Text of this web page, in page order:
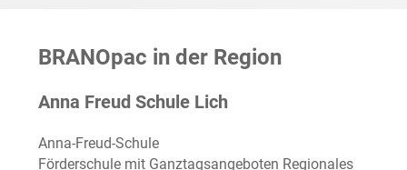
BRANOpac in der Region
Anna Freud Schule Lich
Anna-Freud-Schule
Förderschule mit Ganztagsangeboten Regionales